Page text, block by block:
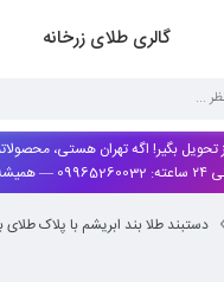
گالری طلای زرخانه
بگیر! اگه تهران هستی،
دستبند طلا بند ابریشم با پلاک